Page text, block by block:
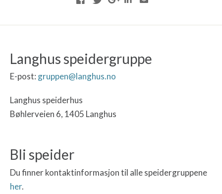
Langhus speidergruppe
E-post: gruppen@langhus.no
Langhus speiderhus
Bøhlerveien 6, 1405 Langhus
Bli speider
Du finner kontaktinformasjon til alle speidergruppene
her.